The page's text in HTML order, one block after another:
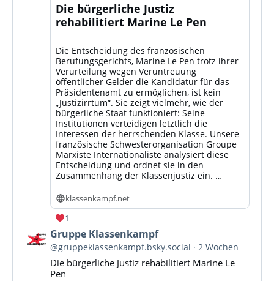
Die bürgerliche Justiz
rehabilitiert Marine Le Pen
Die Entscheidung des französischen
Berufungsgerichts, Marine Le Pen trotz ihrer
Verurteilung wegen Veruntreuung
öffentlicher Gelder die Kandidatur für das
Präsidentenamt zu ermöglichen, ist kein
„Justizirrtum“. Sie zeigt vielmehr, wie der
bürgerliche Staat funktioniert: Seine
Institutionen verteidigen letztlich die
Interessen der herrschenden Klasse. Unsere
französische Schwesterorganisation Groupe
Marxiste Internationaliste analysiert diese
Entscheidung und ordnet sie in den
Zusammenhang der Klassenjustiz ein. …
klassenkampf.net
1
Beitrag
von
Gruppe
Klassenkampf
Gruppe Klassenkampf
@gruppeklassenkampf.bsky.social 2 Wochen
Die bürgerliche Justiz rehabilitiert Marine Le
Pen